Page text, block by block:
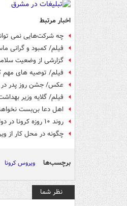
اخبار مرتبط
چه شرکت‌هایی نمی
فیلم/ کمبود و گرانی
گزارشی از وضعیت
فیلم/ توصیه های مهم
عکس/ جشن روز پدر در
فیلم/ گلایه وزیر
اهل دعا بن‌بست
روند ۱۰ روزه‌ کرونا در دولت +عکس
چگونه در محل کار از
برچسب‌ها ویروس کرونا
نظر شما